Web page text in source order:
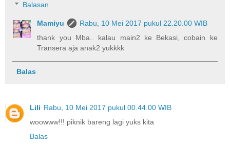
Balasan
Mamiyu
Rabu, 10 Mei 2017 pukul 22.20.00 WIB
thank you Mba.. kalau main2 ke Bekasi, cobain ke
Transera aja anak2 yukkkk
Balas
Lili Rabu, 10 Mei 2017 pukul 00.44.00 WIB
woowww!!! piknik bareng lagi yuks kita
Balas